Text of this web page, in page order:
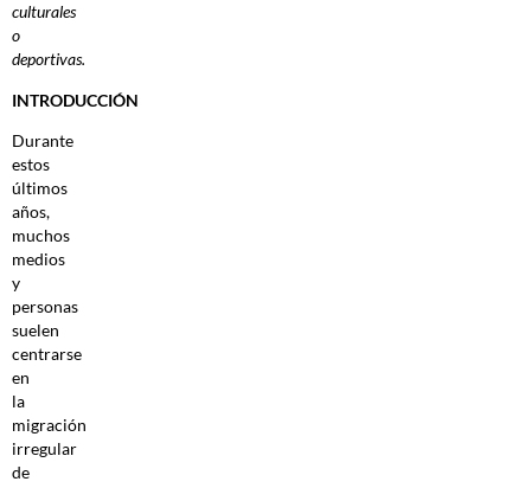
culturales
o
deportivas.
INTRODUCCIÓN
Durante
estos
últimos
años,
muchos
medios
y
personas
suelen
centrarse
en
la
migración
irregular
de